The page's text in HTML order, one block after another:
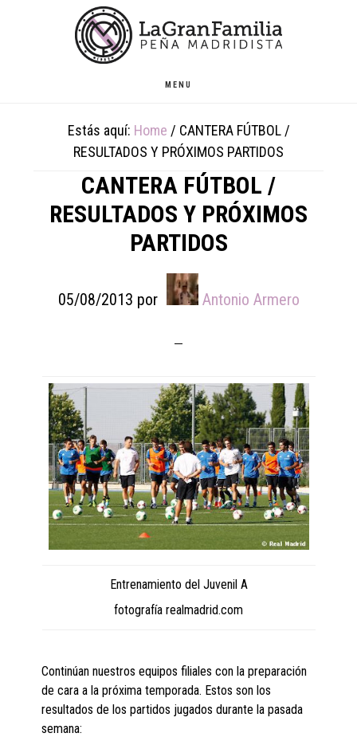
MENU
Estás aquí: Home / CANTERA FÚTBOL /
RESULTADOS Y PRÓXIMOS PARTIDOS
CANTERA FÚTBOL /
RESULTADOS Y PRÓXIMOS
PARTIDOS
05/08/2013 por Antonio Armero
Entrenamiento del Juvenil A
fotografía realmadrid.com
Continúan nuestros equipos filiales con la preparación
de cara a la próxima temporada. Estos son los
resultados de los partidos jugados durante la pasada
semana: